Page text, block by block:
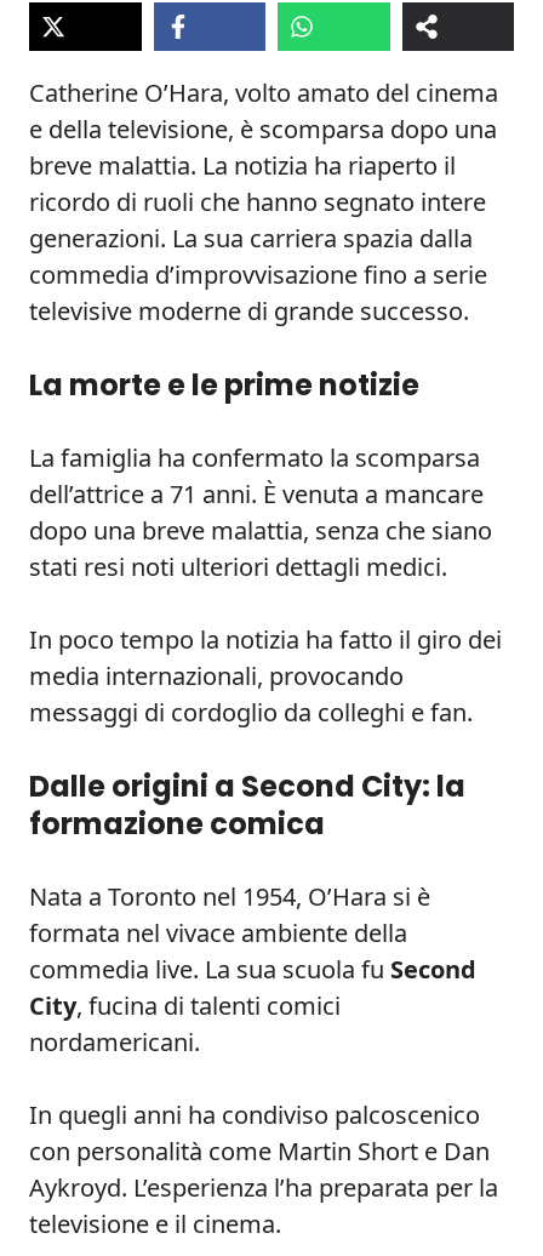
Catherine O’Hara, volto amato del cinema
e della televisione, è scomparsa dopo una
breve malattia. La notizia ha riaperto il
ricordo di ruoli che hanno segnato intere
generazioni. La sua carriera spazia dalla
commedia d’improvvisazione fino a serie
televisive moderne di grande successo.
La morte e le prime notizie
La famiglia ha confermato la scomparsa
dell’attrice a 71 anni. È venuta a mancare
dopo una breve malattia, senza che siano
stati resi noti ulteriori dettagli medici.
In poco tempo la notizia ha fatto il giro dei
media internazionali, provocando
messaggi di cordoglio da colleghi e fan.
Dalle origini a Second City: la
formazione comica
Nata a Toronto nel 1954, O’Hara si è
formata nel vivace ambiente della
commedia live. La sua scuola fu Second
City, fucina di talenti comici
nordamericani.
In quegli anni ha condiviso palcoscenico
con personalità come Martin Short e Dan
Aykroyd. L’esperienza l’ha preparata per la
televisione e il cinema.